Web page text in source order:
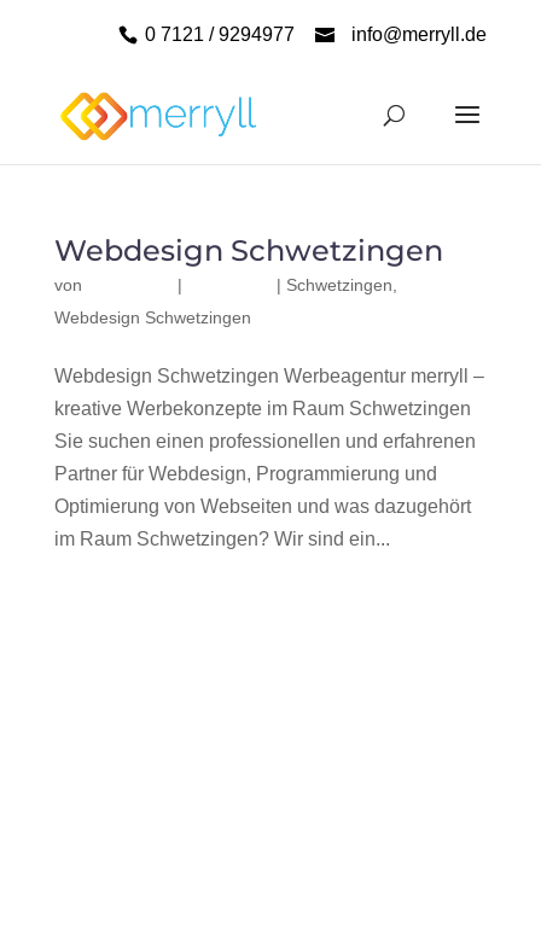
0 7121 / 9294977 info@merryll.de
Webdesign Schwetzingen
von | | Schwetzingen
Webdesign Schwetzingen
Webdesign Schwetzingen Werbeagentur merryll –
kreative Werbekonzepte im Raum Schwetzingen
Sie suchen einen professionellen und erfahrenen
Partner für Webdesign, Programmierung und
Optimierung von Webseiten und was dazugehört
im Raum Schwetzingen? Wir sind ein...